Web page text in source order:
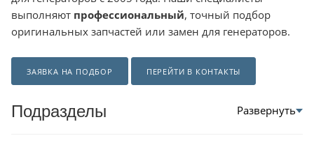
выполняют профессиональный, точный подбор
оригинальных запчастей или замен для генераторов.
ЗАЯВКА НА ПОДБОР ПЕРЕЙТИ В КОНТАКТЫ
Подразделы